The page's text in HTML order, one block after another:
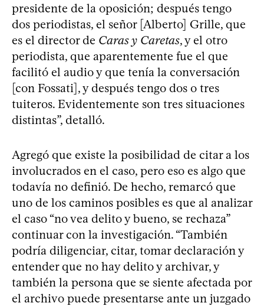
presidente de la oposición; después tengo
dos periodistas, el señor [Alberto] Grille, que
es el director de Caras y Caretas, y el otro
periodista, que aparentemente fue el que
facilitó el audio y que tenía la conversación
[con Fossati], y después tengo dos o tres
tuiteros. Evidentemente son tres situaciones
distintas”, detalló.
Agregó que existe la posibilidad de citar a los
involucrados en el caso, pero eso es algo que
todavía no definió. De hecho, remarcó que
uno de los caminos posibles es que al analizar
el caso “no vea delito y bueno, se rechaza”
continuar con la investigación. “También
podría diligenciar, citar, tomar declaración y
entender que no hay delito y archivar, y
también la persona que se siente afectada por
el archivo puede presentarse ante un juzgado